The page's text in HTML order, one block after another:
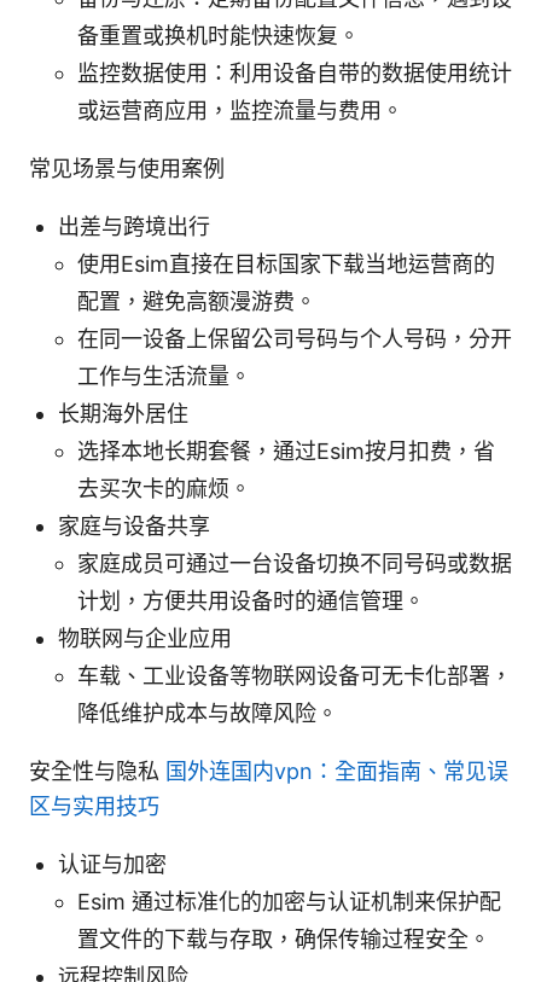
备重置或换机时能快速恢复。
监控数据使用：利用设备自带的数据使用统计
或运营商应用，监控流量与费用。
常见场景与使用案例
出差与跨境出行
使用Esim直接在目标国家下载当地运营商的
配置，避免高额漫游费。
在同一设备上保留公司号码与个人号码，分开
工作与生活流量。
长期海外居住
选择本地长期套餐，通过Esim按月扣费，省
去买次卡的麻烦。
家庭与设备共享
家庭成员可通过一台设备切换不同号码或数据
计划，方便共用设备时的通信管理。
物联网与企业应用
车载、工业设备等物联网设备可无卡化部署，
降低维护成本与故障风险。
安全性与隐私 国外连国内vpn：全面指南、常见误
区与实用技巧
认证与加密
Esim 通过标准化的加密与认证机制来保护配
置文件的下载与存取，确保传输过程安全。
远程控制风险